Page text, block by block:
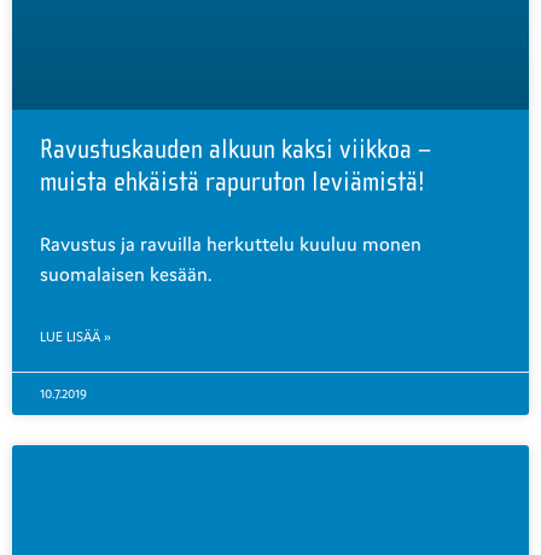
Ravustuskauden alkuun kaksi viikkoa –
muista ehkäistä rapuruton leviämistä!
Ravustus ja ravuilla herkuttelu kuuluu monen
suomalaisen kesään.
LUE LISÄÄ »
10.7.2019